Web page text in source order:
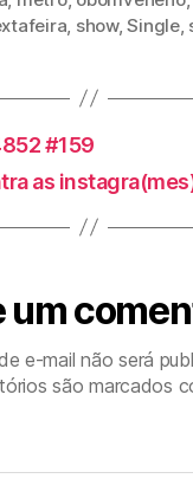
show,Single,
#159
as
um
e-mail não será
são marcados